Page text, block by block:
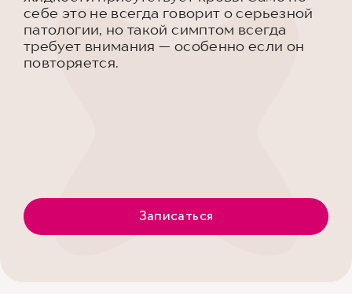
себе это не всегда говорит о серьезной
патологии, но такой симптом всегда
требует внимания — особенно если он
повторяется.
Записаться